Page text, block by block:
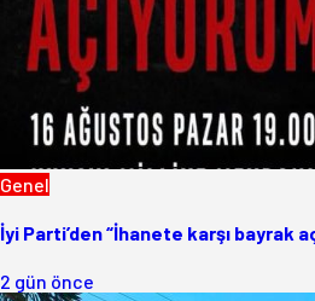
Genel
İyi Parti’den “İhanete karşı bayrak
2 gün önce